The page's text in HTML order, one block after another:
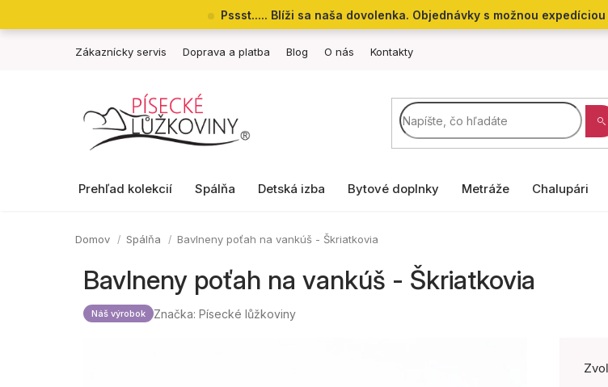
Pssst..... Blíži sa naša dovolenka. Objednávky s možnou
Zákaznícky servis Doprava a platba Blog O nás Kontakty
Prehľad kolekcií Spálňa Detská izba Bytové doplnky Metráže Chalupári
Domov Spálňa Bavlneny poťah na vankúš - Škriatkovia
Bavlneny poťah na vankúš - Škriatkovia
Náš výrobok Značka: Písecké lůžkoviny